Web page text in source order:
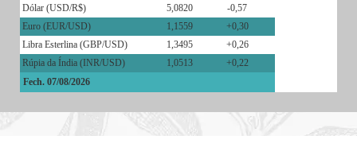
Dólar (USD/R$)
5,0820
-0,57
Euro (EUR/USD)
1,1559
+0,30
Libra Esterlina (GBP/USD)
1,3495
+0,26
Rúpia da Índia (INR/USD)
1,0513
+0,22
Fech. 07/08/2026